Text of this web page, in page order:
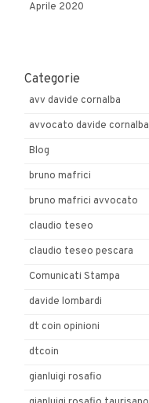
Aprile 2020
Categorie
avv davide cornalba
avvocato davide cornalba
Blog
bruno mafrici
bruno mafrici avvocato
claudio teseo
claudio teseo pescara
Comunicati Stampa
davide lombardi
dt coin opinioni
dtcoin
gianluigi rosafio